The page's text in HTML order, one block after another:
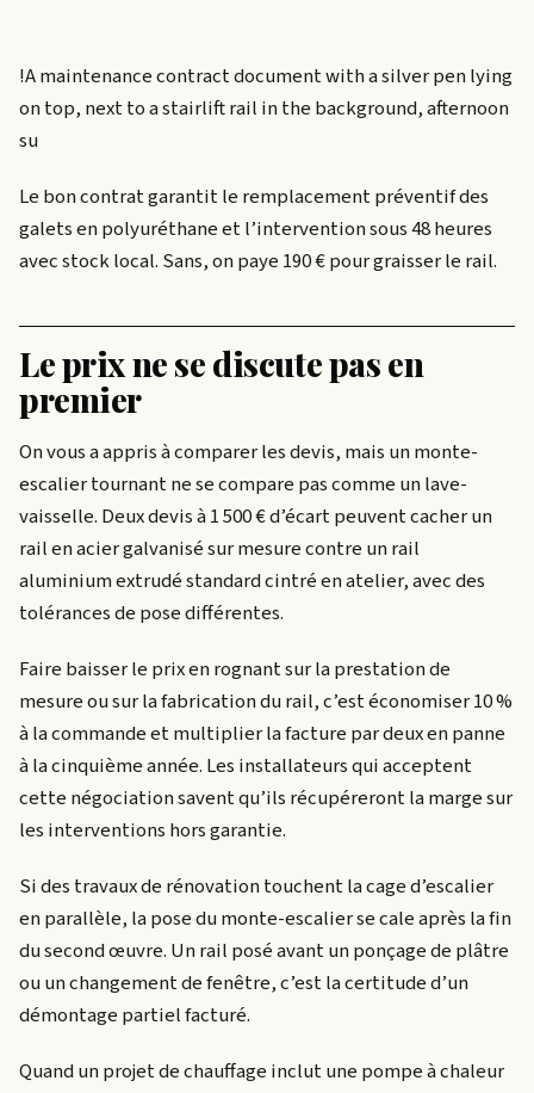
!A maintenance contract document with a silver pen lying
on top, next to a stairlift rail in the background, afternoon
su
Le bon contrat garantit le remplacement préventif des
galets en polyuréthane et l’intervention sous 48 heures
avec stock local. Sans, on paye 190 € pour graisser le rail.
Le prix ne se discute pas en
premier
On vous a appris à comparer les devis, mais un monte-
escalier tournant ne se compare pas comme un lave-
vaisselle. Deux devis à 1 500 € d’écart peuvent cacher un
rail en acier galvanisé sur mesure contre un rail
aluminium extrudé standard cintré en atelier, avec des
tolérances de pose différentes.
Faire baisser le prix en rognant sur la prestation de
mesure ou sur la fabrication du rail, c’est économiser 10 %
à la commande et multiplier la facture par deux en panne
à la cinquième année. Les installateurs qui acceptent
cette négociation savent qu’ils récupéreront la marge sur
les interventions hors garantie.
Si des travaux de rénovation touchent la cage d’escalier
en parallèle, la pose du monte-escalier se cale après la fin
du second œuvre. Un rail posé avant un ponçage de plâtre
ou un changement de fenêtre, c’est la certitude d’un
démontage partiel facturé.
Quand un projet de chauffage inclut une pompe à chaleur